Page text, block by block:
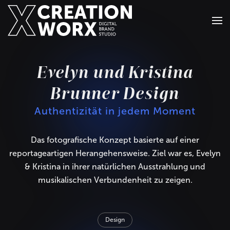
Zum Hauptinhalt springen
Evelyn und Kristina
Brunner Design
Authentizität in jedem Moment
Das fotografische Konzept basierte auf einer
reportageartigen Herangehensweise. Ziel war es, Evelyn
& Kristina in ihrer natürlichen Ausstrahlung und
musikalischen Verbundenheit zu zeigen.
Design